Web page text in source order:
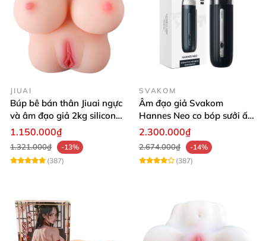
JIUAI
Búp bê bán thân Jiuai ngực
và âm đạo giả 2kg silicon
nguyên khối cao cấp
1.150.000₫
1.321.000₫
-13%
(387)
SVAKOM
Âm đạo giả Svakom
Hannes Neo co bóp sưởi ấm
tiện lợi điều khiển app
2.300.000₫
2.674.000₫
-14%
(387)